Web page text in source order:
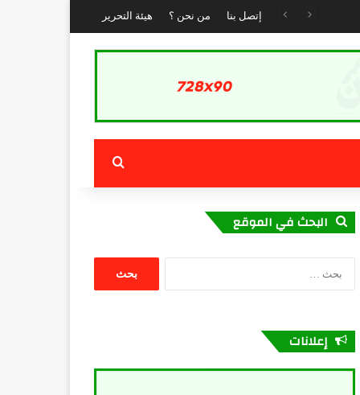
إتصل بنا من نحن ؟ هيئة التحرير
بحث عن
البحث في الموقع
إعلانات